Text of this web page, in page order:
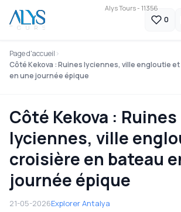
Alys Tours - 11356
0
Page d'accueil
Côté Kekova : Ruines lyciennes, ville engloutie
en une journée épique
Côté Kekova : Ruines
lyciennes, ville
croisière en bateau
journée épique
21-05-2026Explorer Antalya